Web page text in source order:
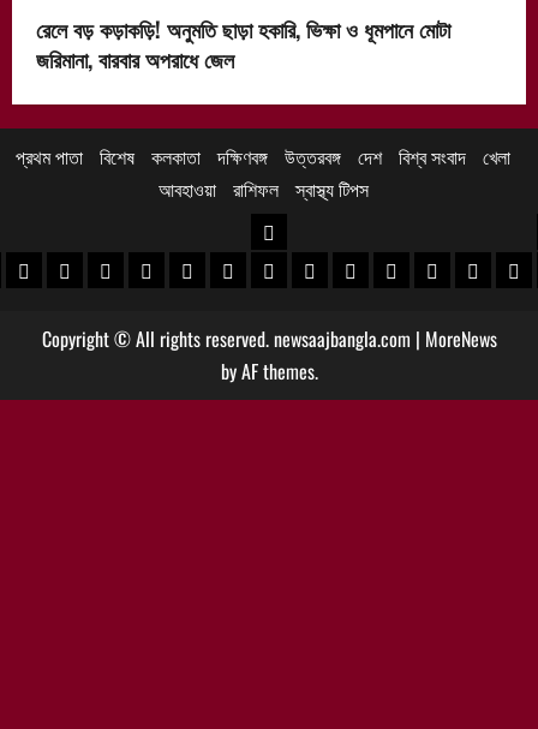
রেলে বড় কড়াকড়ি! অনুমতি ছাড়া হকারি, ভিক্ষা ও ধূমপানে মোটা
জরিমানা, বারবার অপরাধে জেল
প্রথম পাতা বিশেষ কলকাতা দক্ষিণবঙ্গ উত্তরবঙ্গ দেশ বিশ্ব সংবাদ খেলা
আবহাওয়া
রাশিফল স্বাস্থ্য টিপস
খবর
খবর
পুরুলিয়া খবর
বাঁকুড়া খবরপশ্চিম বর্ধমান খবর
পূর্ব বর্ধমান খবর
বীরভূম খবরমুর্শিদাবাদ খবর
উত্তরবঙ্গ
কোচবিহার নিউজ
আলিপুরদুয়ার খবর
জলপাইগুড়ি খবর
শিলিগুড়ি খবর
উত্তরদক্ষিণ
Copyright © All rights reserved. newsaajbangla.com | MoreNews
by AF themes.